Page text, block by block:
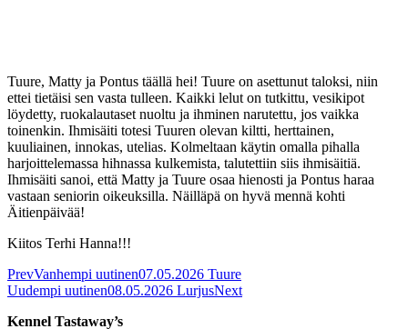
Tuure, Matty ja Pontus täällä hei! Tuure on asettunut taloksi, niin
ettei tietäisi sen vasta tulleen. Kaikki lelut on tutkittu, vesikipot
löydetty, ruokalautaset nuoltu ja ihminen narutettu, jos vaikka
toinenkin. Ihmisäiti totesi Tuuren olevan kiltti, herttainen,
kuuliainen, innokas, utelias. Kolmeltaan käytin omalla pihalla
harjoittelemassa hihnassa kulkemista, talutettiin siis ihmisäitiä.
Ihmisäiti sanoi, että Matty ja Tuure osaa hienosti ja Pontus haraa
vastaan seniorin oikeuksilla. Näilläpä on hyvä mennä kohti
Äitienpäivää!
Kiitos Terhi Hanna!!!
PrevVanhempi uutinen07.05.2026 Tuure
Uudempi uutinen08.05.2026 LurjusNext
Kennel Tastaway’s